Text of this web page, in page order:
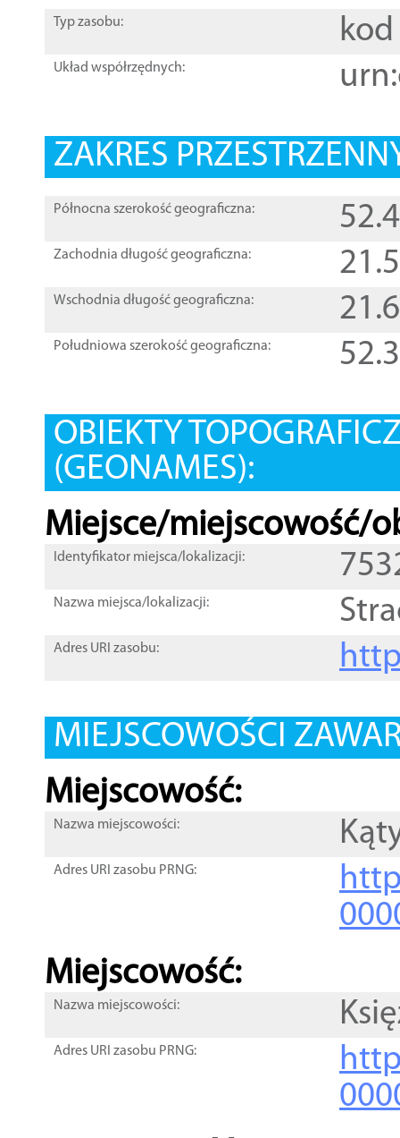
Typ zasobu: kod
Układ współrzędnych:
ZAKRES
Północna szerokość geograficzna:
Zachodnia długość geograficzna:
Wschodnia długość geograficzna:
Południowa szerokość geograficzna:
OBIEKTY
(GEONAMES):
Miejsce/miejscowość/
Identyfikator miejsca/lokalizacji:
Nazwa miejsca/lokalizacji:
Adres URI zasobu:
MIEJSCOWOŚCI
Miejscowość:
Nazwa miejscowości:
Adres URI zasobu PRNG:
Miejscowość:
Nazwa miejscowości:
Adres URI zasobu PRNG: